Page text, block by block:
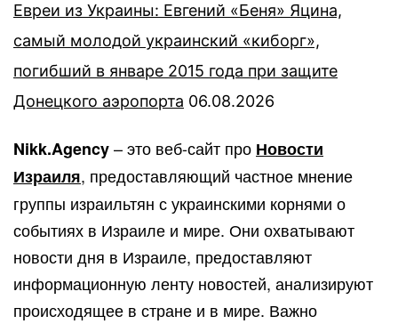
Евреи из Украины: Евгений «Беня» Яцина,
самый молодой украинский «киборг»,
погибший в январе 2015 года при защите
Донецкого аэропорта 06.08.2026
Nikk.Agency– это веб-сайт про Новости
Израиля, предоставляющий частное мнение
группы израильтян с украинскими корнями о
событиях в Израиле и мире. Они охватывают
новости дня в Израиле, предоставляют
информационную ленту новостей, анализируют
происходящее в стране и в мире. Важно